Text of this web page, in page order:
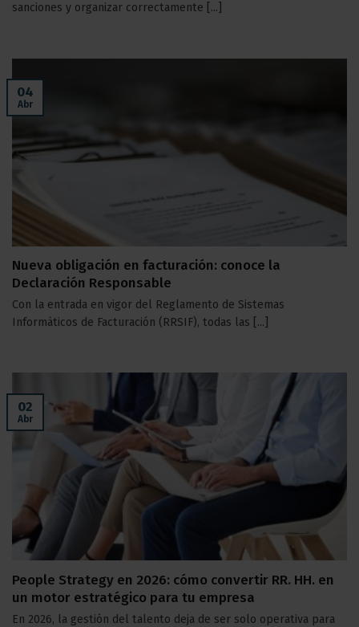
sanciones y organizar correctamente [...]
Nueva obligación en facturación: conoce la
Declaración Responsable
Con la entrada en vigor del Reglamento de Sistemas
Informáticos de Facturación (RRSIF), todas las [...]
04
Abr
People Strategy en 2026: cómo convertir RR. HH. en
un motor estratégico para tu empresa
En 2026, la gestión del talento deja de ser solo operativa para
02
Abr